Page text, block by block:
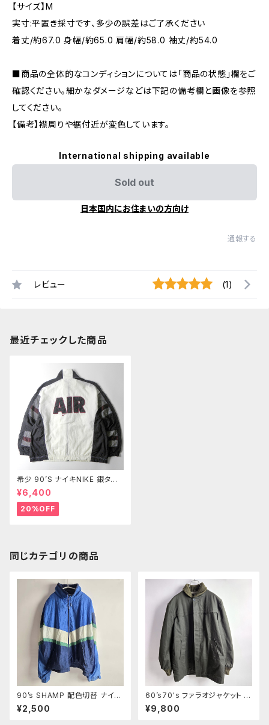
【サイズ】M
実寸:平置き採寸です、多少の誤差はご了承ください
着丈/約67.0 身幅/約65.0 肩幅/約58.0 袖丈/約54.0
■商品の全体的なコンディションについては「商品の状態」欄をご
確認ください。細かなダメージなどは下記の備考欄と画像を参照
してください。
【備考】襟周りや裾付近が変色しています。
International shipping available
Sold out
日本国内にお住まいの方向け
通報する
レビュー (1)
最近チェックした商品
希少 90’S ナイキNIKE 銀タグ
スウッシュ刺繍ナイロンジャケッ
ト AIR 袖メッシュ オールド ヴィ
ンテージ ウインドランナー
¥6,400
20%OFF
同じカテゴリの商品
90’s SHAMP 配色切替 ナイロ
ンジャケット ライトアウター ビッ
グサイズXXL ブルー m1003-7
¥2,500
60’s70's ファラオジャケット シ
アーズローバック Sears Oakb
rook Sportswear TALONジ
¥9,800